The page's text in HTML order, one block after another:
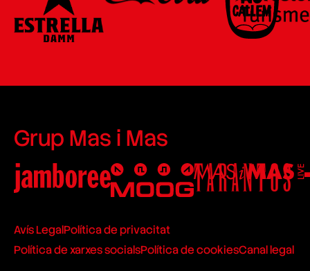
Grup Mas i Mas
Avís LegalPolítica de privacitat
Política de xarxes socialsPolítica de cookiesCanal legal